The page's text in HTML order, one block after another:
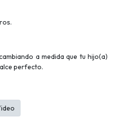
a medida que tu hijo(a)
perfecto.